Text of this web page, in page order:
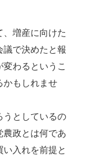
増産に向けた
議で決めたと報
わるというこ
かもしれませ
としているの
農政とは何であ
入れを前提と